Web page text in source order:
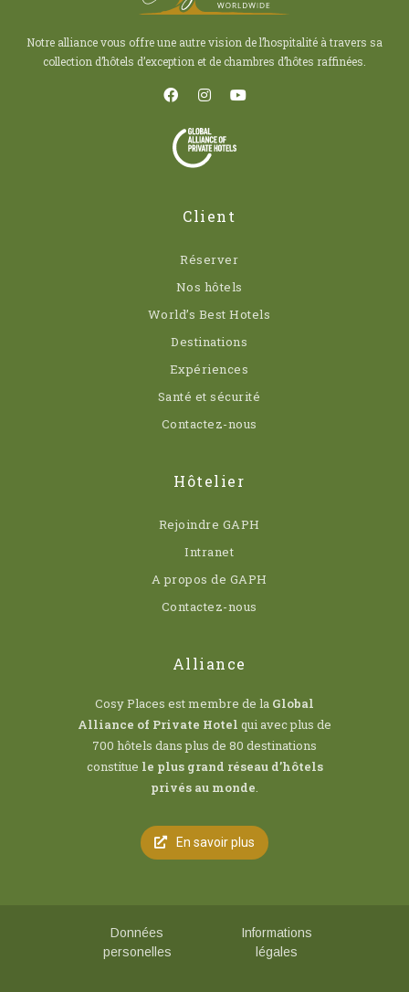
Notre alliance vous offre une autre vision de l’hospitalité à travers sa
collection d’hôtels d’exception et de chambres d’hôtes raffinées.
Client
Réserver
Nos hôtels
World’s Best Hotels
Destinations
Expériences
Santé et sécurité
Contactez-nous
Hôtelier
Rejoindre GAPH
Intranet
A propos de GAPH
Contactez-nous
Alliance
Cosy Places est membre de la Global
Alliance of Private Hotel qui avec plus de
700 hôtels dans plus de 80 destinations
constitue le plus grand réseau d’hôtels
privés au monde
En savoir plus
Données
personelles
Informations
légales